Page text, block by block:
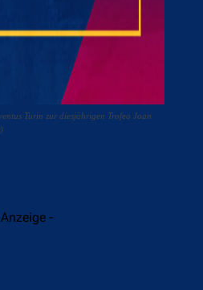
Turin zur diesjährigen Trofeo Joan
-